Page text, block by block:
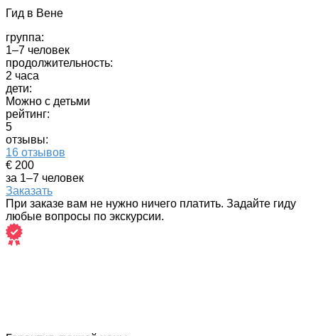
Гид в Вене
группа:
1–7 человек
продолжительность:
2 часа
дети:
Можно с детьми
рейтинг:
5
отзывы:
16 отзывов
€ 200
за 1–7 человек
Заказать
При заказе вам не нужно ничего платить. Задайте гиду
любые вопросы по экскурсии.